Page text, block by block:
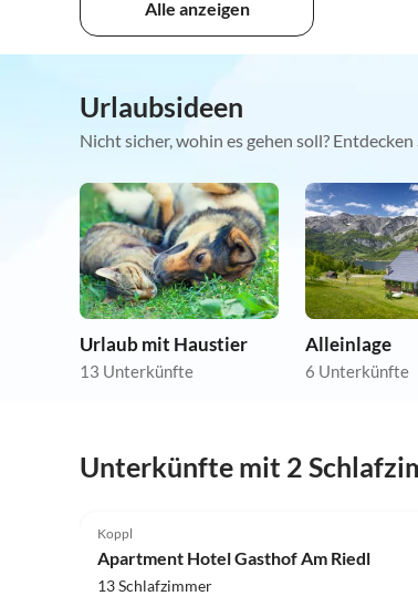
Alle anzeigen
Urlaubsideen
Nicht sicher, wohin es gehen soll?
Urlaub mit Haustier
13 Unterkünfte
Alleinlage
6 Unterkünfte
Unterkünfte mit 2
Koppl
Apartment Hotel Gasthof Am Riedl
13 Schlafzimmer